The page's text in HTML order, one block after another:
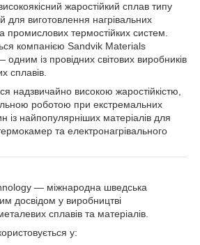
жаростійкий сплав типу
виготовлення нагрівальних
промислових термостійких систем.
компанією Sandvik Materials
із провідних світових виробників
сплавів.
надзвичайно високою жаростійкістю,
роботою при екстремальних
із найпопулярніших матеріалів для
та електронагрівального
— міжнародна шведська
досвідом у виробництві
сплавів та матеріалів.
у: